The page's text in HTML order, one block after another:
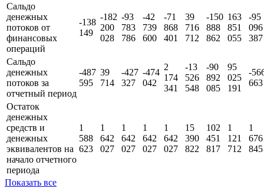
Сальдо
денежных
потоков от
финансовых
операций
-138
149
-182
200
028
-93
783
786
-42
739
600
-71
868
401
39
716
712
-150
888
862
163
851
055
-95
096
387
Сальдо
денежных
потоков за
отчетный период
-487
595
39
714
-427
327
-474
042
2
174
341
-13
526
548
-90
892
085
95
025
191
-
663
Остаток
денежных
средств и
денежных
эквивалентов на
начало отчетного
периода
1
588
623
1
642
027
1
642
027
1
642
027
1
642
027
15
390
822
102
451
817
1
121
712
1
676
845
Показать все